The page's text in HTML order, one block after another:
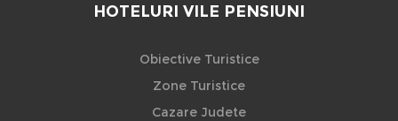
HOTELURI VILE PENSIUNI
Obiective Turistice
Zone Turistice
Cazare Judete